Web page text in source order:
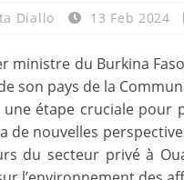
Diallo 13 Feb 2024
ministre du Burkina
son pays de la
étape cruciale pour
de nouvelles
du secteur privé à